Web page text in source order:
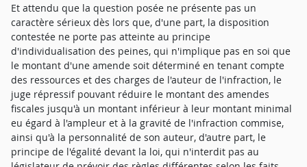
Et attendu que la question posée ne présente pas un
caractère sérieux dès lors que, d'une part, la disposition
contestée ne porte pas atteinte au principe
d'individualisation des peines, qui n'implique pas en soi que
le montant d'une amende soit déterminé en tenant compte
des ressources et des charges de l'auteur de l'infraction, le
juge répressif pouvant réduire le montant des amendes
fiscales jusqu'à un montant inférieur à leur montant minimal
eu égard à l'ampleur et à la gravité de l'infraction commise,
ainsi qu'à la personnalité de son auteur, d'autre part, le
principe de l'égalité devant la loi, qui n'interdit pas au